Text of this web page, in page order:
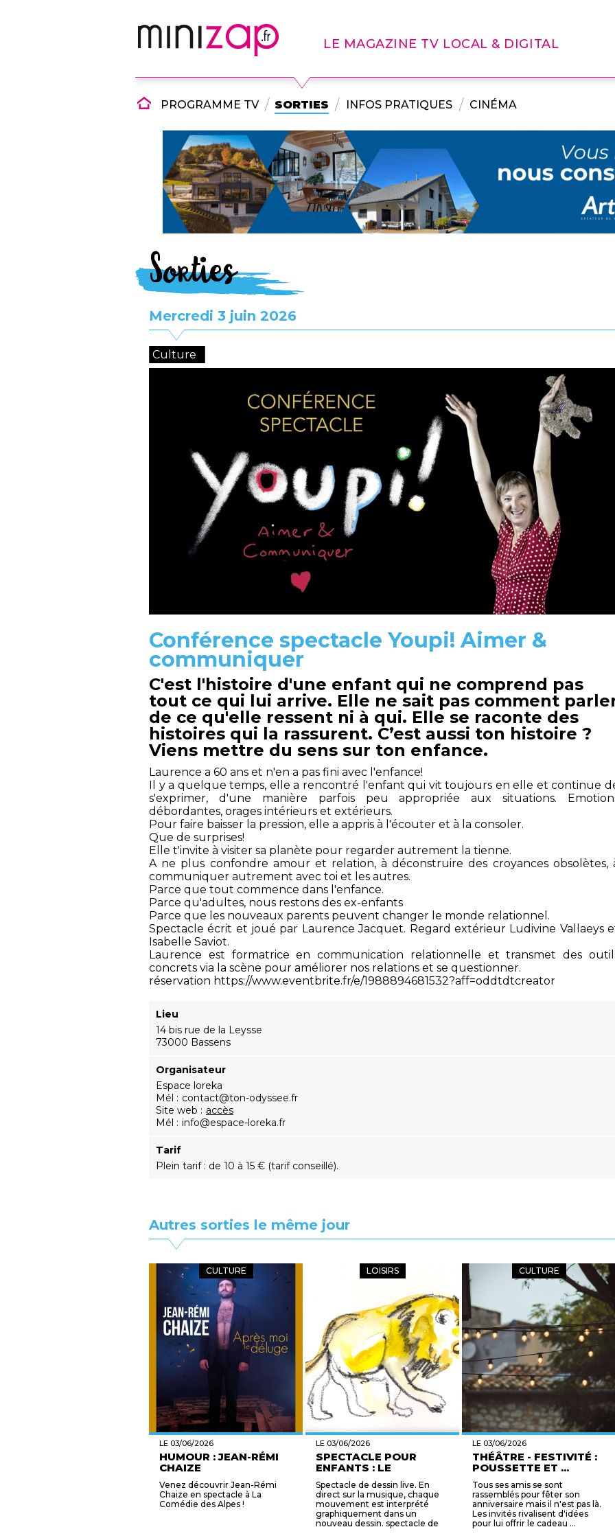
LE MAGAZINE TV LOCAL & DIGITAL
PROGRAMME TV SORTIES INFOS PRATIQUES CINÉMA
Sorties
Mercredi 3 juin 2026
Culture
Conférence spectacle Youpi! Aimer &
communiquer
C'est l'histoire d'une enfant qui ne comprend pas
tout ce qui lui arrive. Elle ne sait pas comment
de ce qu'elle ressent ni à qui. Elle se raconte des
histoires qui la rassurent. C’est aussi ton histoire ?
Viens mettre du sens sur ton enfance.
Laurence a 60 ans et n'en a pas fini avec l'enfance!
Il y a quelque temps, elle a rencontré l'enfant qui vit toujours en elle et continue
s'exprimer, d'une manière parfois peu appropriée aux situations.
débordantes, orages intérieurs et extérieurs.
Pour faire baisser la pression, elle a appris à l'écouter et à la consoler.
Que de surprises!
Elle t'invite à visiter sa planète pour regarder autrement la tienne.
A ne plus confondre amour et relation, à déconstruire des croyances obsolètes,
communiquer autrement avec toi et les autres.
Parce que tout commence dans l'enfance.
Parce qu'adultes, nous restons des ex-enfants
Parce que les nouveaux parents peuvent changer le monde relationnel.
Spectacle écrit et joué par Laurence Jacquet. Regard extérieur Ludivine Vallaeys
Isabelle Saviot.
Laurence est formatrice en communication relationnelle et transmet des
concrets via la scène pour améliorer nos relations et se questionner.
réservation https://www.eventbrite.fr/e/1988894681532?aff=oddtdtcreator
Lieu
14 bis rue de la Leysse
73000 Bassens
Organisateur
Espace loreka
Mél
contact@ton-odyssee.fr
Site web
accès
Mél
info@espace-loreka.fr
Tarif
Plein tarif : de 10 à 15 € (tarif conseillé).
Autres sorties le même jour
CULTURE
LE 03/06/2026
HUMOUR : JEAN-RÉMI
CHAIZE
Venez découvrir Jean-Rémi
Chaize en spectacle à La
Comédie des Alpes !
LOISIRS
LE 03/06/2026
SPECTACLE POUR
ENFANTS : LE
CARNAVA...
Spectacle de dessin live. En
direct sur la musique, chaque
mouvement est interprété
graphiquement dans un
nouveau dessin. spectacle de
CULTURE
LE 03/06/2026
THÉÂTRE - FESTIVITÉ :
POUSSETTE ET ...
Tous ses amis se sont
rassemblés pour fêter son
anniversaire mais il n'est pas là.
Les invités rivalisent d'idées
pour lui offrir le cadeau ...